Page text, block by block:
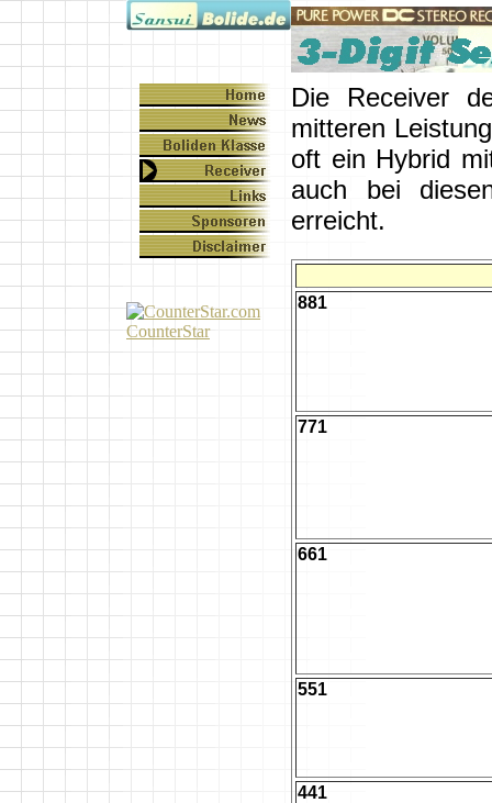
CounterStar
Die Receiver
mitteren
oft ein Hybrid
auch bei
erreicht.
881
771
661
551
441